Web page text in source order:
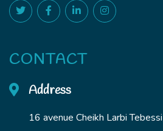
CONTACT
Address
16 avenue Cheikh Larbi Tebessi